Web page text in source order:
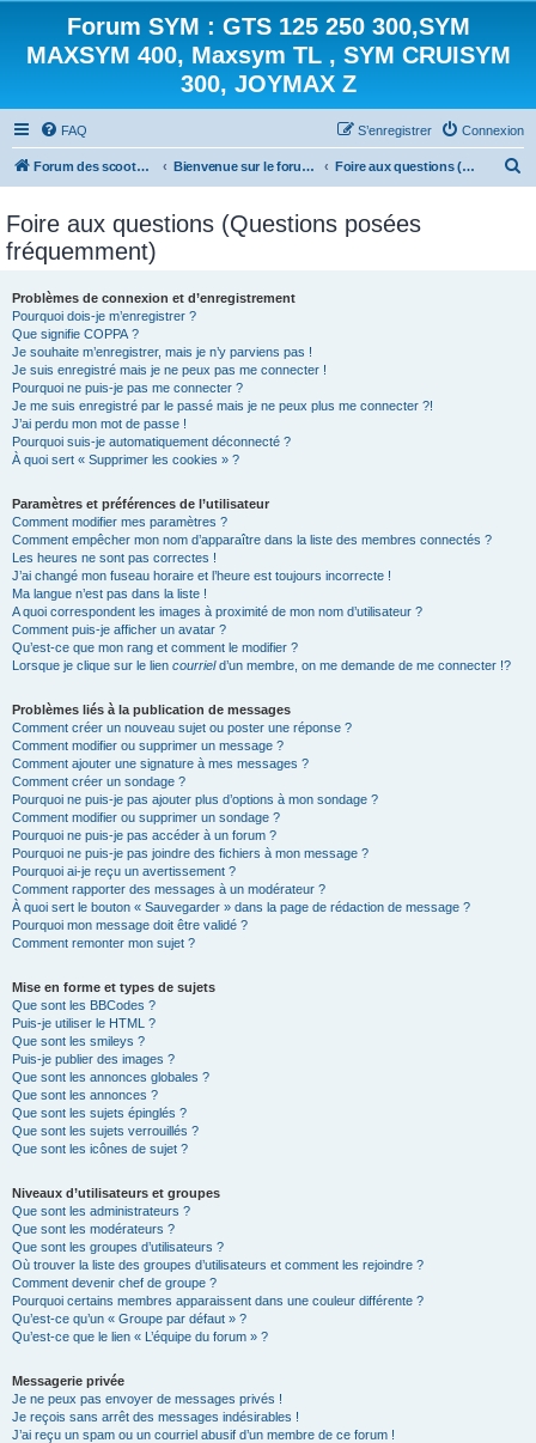
Forum SYM : GTS 125 250 300,SYM
MAXSYM 400, Maxsym TL , SYM CRUISYM
300, JOYMAX Z
FAQ Connexion
S’enregistrer
Forum des scooters SYM - GTS -MAXSYM - CRUISYM - JOYMAX - Maxsym TL Bienvenue sur le forum des scooters de la gamme SYM Foire aux questions (Questions posées fréquemment)
Foire aux questions (Questions posées
fréquemment)
Problèmes de connexion et d’enregistrement
Pourquoi dois-je m’enregistrer ?
Que signifie COPPA ?
Je souhaite m’enregistrer, mais je n’y parviens pas !
Je suis enregistré mais je ne peux pas me connecter !
Pourquoi ne puis-je pas me connecter ?
Je me suis enregistré par le passé mais je ne peux plus me connecter ?!
J’ai perdu mon mot de passe !
Pourquoi suis-je automatiquement déconnecté ?
À quoi sert « Supprimer les cookies » ?
Paramètres et préférences de l’utilisateur
Comment modifier mes paramètres ?
Comment empêcher mon nom d’apparaître dans la liste des membres connectés ?
Les heures ne sont pas correctes !
J’ai changé mon fuseau horaire et l’heure est toujours incorrecte !
Ma langue n’est pas dans la liste !
A quoi correspondent les images à proximité de mon nom d’utilisateur ?
Comment puis-je afficher un avatar ?
Qu’est-ce que mon rang et comment le modifier ?
Lorsque je clique sur le lien courrield’un membre, on me demande de me connecter !?
Problèmes liés à la publication de messages
Comment créer un nouveau sujet ou poster une réponse ?
Comment modifier ou supprimer un message ?
Comment ajouter une signature à mes messages ?
Comment créer un sondage ?
Pourquoi ne puis-je pas ajouter plus d’options à mon sondage ?
Comment modifier ou supprimer un sondage ?
Pourquoi ne puis-je pas accéder à un forum ?
Pourquoi ne puis-je pas joindre des fichiers à mon message ?
Pourquoi ai-je reçu un avertissement ?
Comment rapporter des messages à un modérateur ?
À quoi sert le bouton « Sauvegarder » dans la page de rédaction de message ?
Pourquoi mon message doit être validé ?
Comment remonter mon sujet ?
Mise en forme et types de sujets
Que sont les BBCodes ?
Puis-je utiliser le HTML ?
Que sont les smileys ?
Puis-je publier des images ?
Que sont les annonces globales ?
Que sont les annonces ?
Que sont les sujets épinglés ?
Que sont les sujets verrouillés ?
Que sont les icônes de sujet ?
Niveaux d’utilisateurs et groupes
Que sont les administrateurs ?
Que sont les modérateurs ?
Que sont les groupes d’utilisateurs ?
Où trouver la liste des groupes d’utilisateurs et comment les rejoindre ?
Comment devenir chef de groupe ?
Pourquoi certains membres apparaissent dans une couleur différente ?
Qu’est-ce qu’un « Groupe par défaut » ?
Qu’est-ce que le lien « L’équipe du forum » ?
Messagerie privée
Je ne peux pas envoyer de messages privés !
Je reçois sans arrêt des messages indésirables !
J’ai reçu un spam ou un courriel abusif d’un membre de ce forum !